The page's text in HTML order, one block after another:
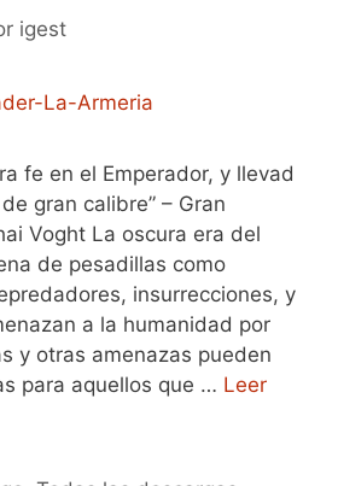
igest
fe en el Emperador, y llevad
gran calibre” – Gran
Voght La oscura era del
de pesadillas como
insurrecciones, y
a la humanidad por
y otras amenazas pueden
para aquellos que … Leer